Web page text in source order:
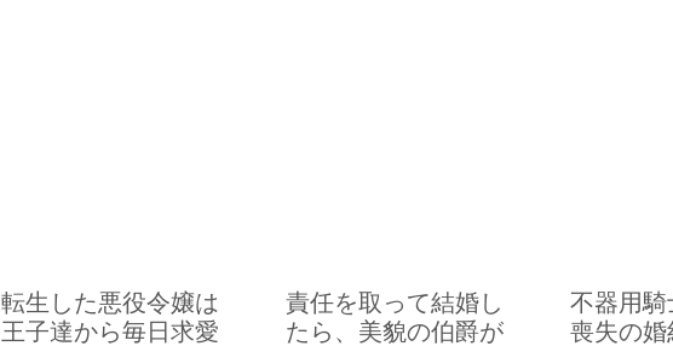
転生した悪役令嬢は
王子達から毎日求愛
責任を取って結婚し
たら、美貌の伯爵が
不器用
喪失の